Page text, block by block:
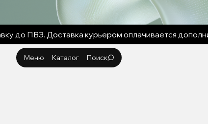
до ПВЗ. Доставка курьером оплачивается
Меню Каталог Поиск